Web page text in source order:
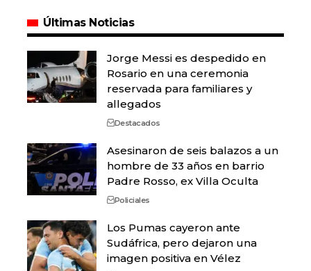
Últimas Noticias
Jorge Messi es despedido en
Rosario en una ceremonia
reservada para familiares y
allegados
Destacados
Asesinaron de seis balazos a un
hombre de 33 años en barrio
Padre Rosso, ex Villa Oculta
Policiales
Los Pumas cayeron ante
Sudáfrica, pero dejaron una
imagen positiva en Vélez